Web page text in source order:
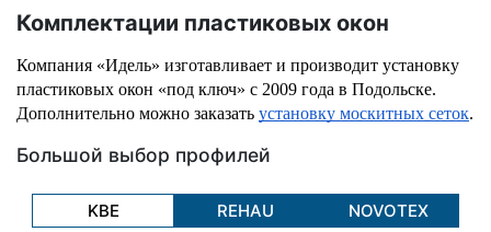
Комплектации пластиковых окон
Компания «Идель» изготавливает и производит установку
пластиковых окон «под ключ» с 2009 года в Подольске.
Дополнительно можно заказать установку москитных сеток.
Большой выбор профилей
KBE REHAU NOVOTEX